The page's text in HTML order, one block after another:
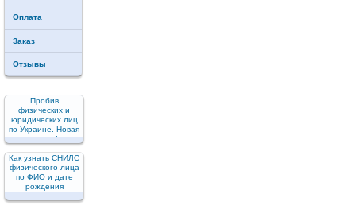
Оплата
Заказ
Отзывы
Пробив
физических и
юридических лиц
по Украине. Новая
услуга!
Как узнать СНИЛС
физического лица
по ФИО и дате
рождения